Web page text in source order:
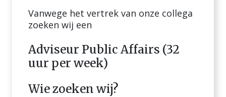
Vanwege het vertrek van onze collega
zoeken wij een
Adviseur Public Affairs (32
uur per week)
Wie zoeken wij?